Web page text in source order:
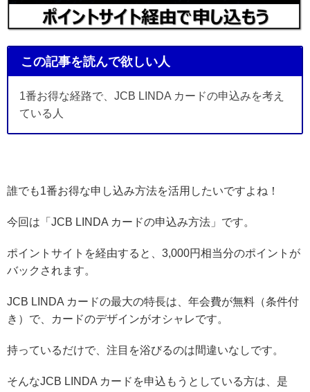
この記事を読んで欲しい人
1番お得な経路で、JCB LINDA カードの申込みを考え
ている人
誰でも1番お得な申し込み方法を活用したいですよね！
今回は「JCB LINDA カードの申込み方法」です。
ポイントサイトを経由すると、3,000円相当分のポイントが
バックされます。
JCB LINDA カードの最大の特長は、年会費が無料（条件付
き）で、カードのデザインがオシャレです。
持っているだけで、注目を浴びるのは間違いなしです。
そんなJCB LINDA カードを申込もうとしている方は、是